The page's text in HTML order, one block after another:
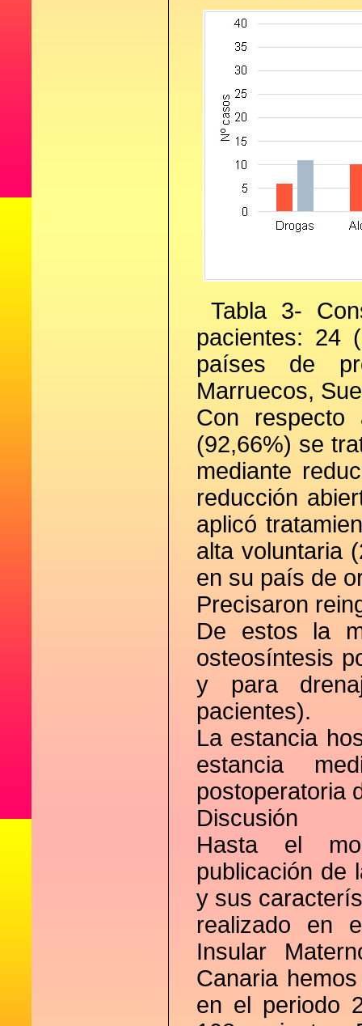
Tabla 3-
pacientes: 24
países de
Marruecos,
Con respecto
(92,66%) se
mediante
reducción
aplicó
alta voluntaria
en su país de
Precisaron
De estos la
osteosíntesis
y para
pacientes).
La estancia
estancia
postoperatoria
Discusión
Hasta el
publicación de
y sus
realizado en
Insular
Canaria
en el periodo